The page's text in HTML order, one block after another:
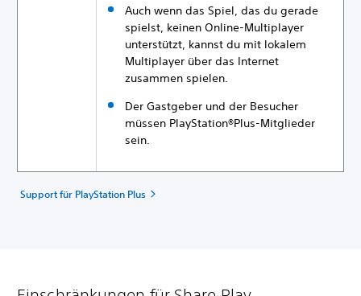
Auch wenn das Spiel, das du gerade
spielst, keinen Online-Multiplayer
unterstützt, kannst du mit lokalem
Multiplayer über das Internet
zusammen spielen.
Der Gastgeber und der Besucher
müssen PlayStation®Plus-Mitglieder
sein.
Support für PlayStation Plus